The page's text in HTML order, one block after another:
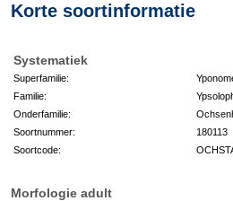
Korte soortinformatie
Systematiek
Superfamilie:
Familie:
Onderfamilie:
Soortnummer:
180113
Soortcode:
Morfologie adult